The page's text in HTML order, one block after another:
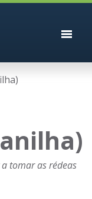
tomar as rédeas